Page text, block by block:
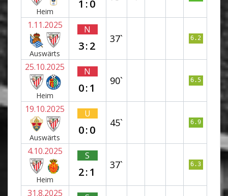
Heim
1:0
1.11.2025
Auswärts
N
3:2
37` 6.2
25.10.2025
Heim
N
0:1
90` 6.5
19.10.2025
Auswärts
U
0:0
45` 6.9
4.10.2025
Heim
S
2:1
37` 6.3
31.8.2025